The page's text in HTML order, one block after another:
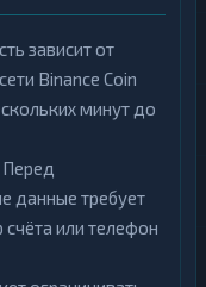
зависит от
Binance Coin
минут до
Перед
данные требует
или телефон